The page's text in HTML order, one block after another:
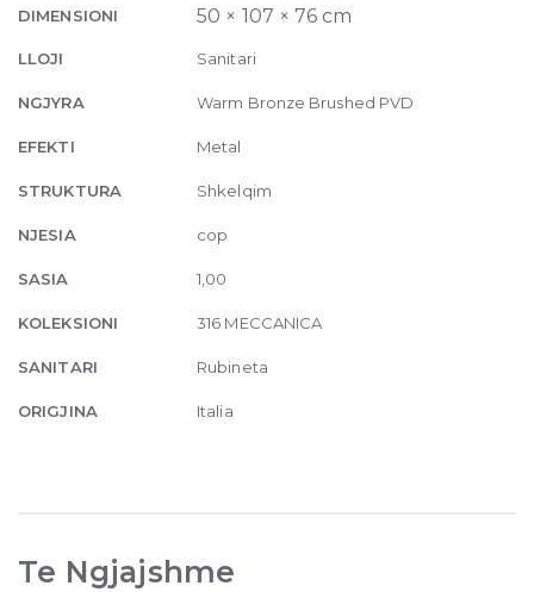
control
726
Warm
Brushed
PVD
DIMENSIONI 50 × 107 × 76 cm
LLOJI Sanitari
NGJYRA Warm Bronze Brushed PVD
EFEKTI Metal
STRUKTURA Shkelqim
NJESIA cop
SASIA 1,00
KOLEKSIONI 316 MECCANICA
SANITARI Rubineta
ORIGJINA Italia
Te Ngjajshme